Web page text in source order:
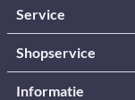
Service
Shopservice
Informatie